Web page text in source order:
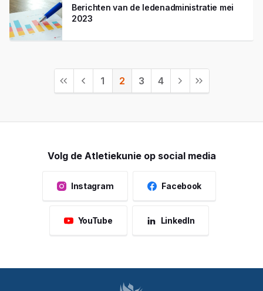
Berichten van de ledenadministratie mei
2023
1 2 3 4
Volg de Atletiekunie op social media
Instagram Facebook
YouTube LinkedIn